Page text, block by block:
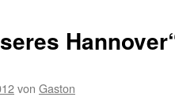
von Gaston